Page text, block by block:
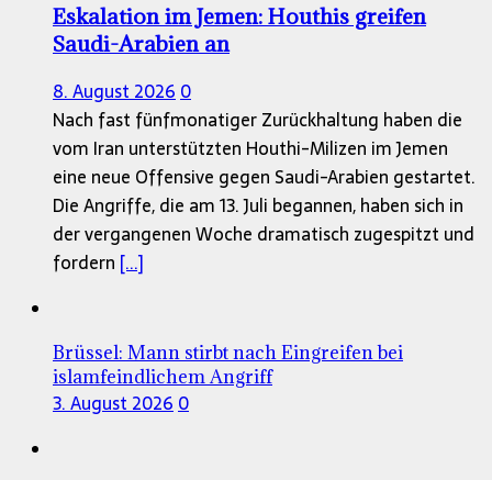
Eskalation im Jemen: Houthis greifen
Saudi-Arabien an
8. August 20260
Nach fast fünfmonatiger Zurückhaltung haben die
vom Iran unterstützten Houthi-Milizen im Jemen
eine neue Offensive gegen Saudi-Arabien gestartet.
Die Angriffe, die am 13. Juli begannen, haben sich in
der vergangenen Woche dramatisch zugespitzt und
fordern [...]
Brüssel: Mann stirbt nach Eingreifen bei
islamfeindlichem Angriff
3. August 20260